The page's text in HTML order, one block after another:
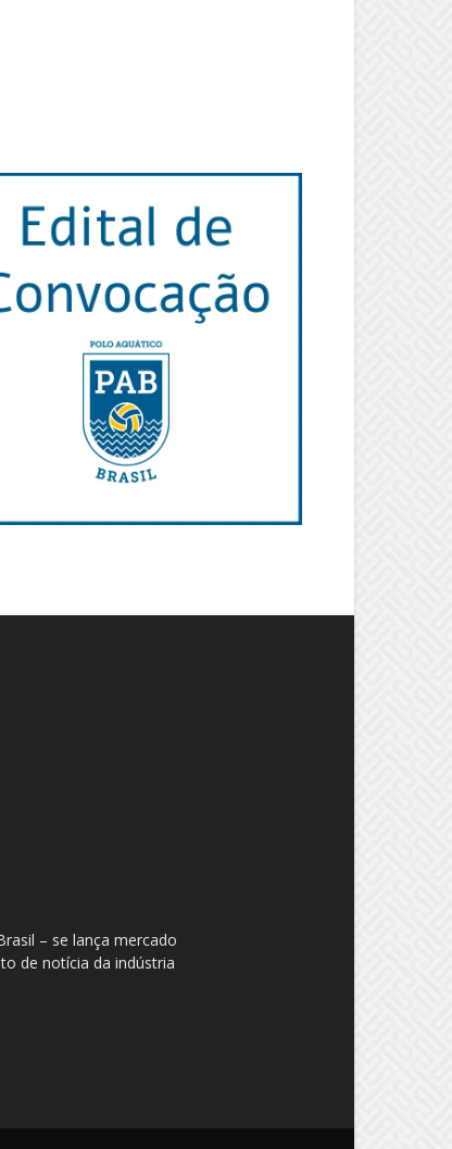
– se lança mercado
de notícia da indústria